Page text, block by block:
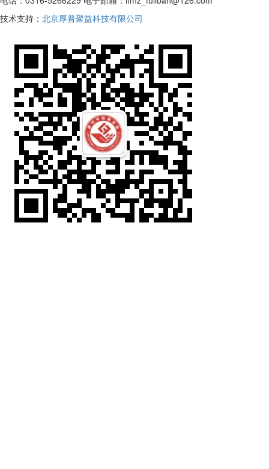
技术支持： 北京厚普聚益科技有限公司